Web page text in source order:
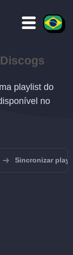
Discogs
playlist do
no
Sincronizar